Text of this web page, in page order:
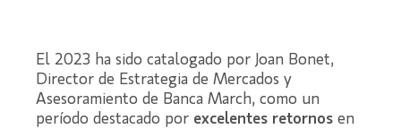
El 2023 ha sido catalogado por Joan Bonet,
Director de Estrategia de Mercados y
Asesoramiento de Banca March, como un
período destacado por excelentes retornos en